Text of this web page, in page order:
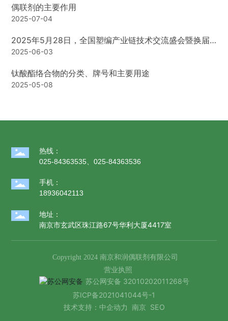
偶联剂的主要作用
2025-07-04
2025年5月28日，全国塑编产业链技术交流盛会暨换届
大会河南洛阳启幕
2025-06-03
钛酸酯络合物的分类、牌号和主要用途
2025-05-08
热线：
025-84363535 、025-84363536
手机：
18936042113
地址：
南京市玄武区珠江路67号华利大厦4417室
Copyright 2024 南京和润偶联剂有限公司
营业执照
苏公网安备 32010202011268号
苏ICP备2021041044号-1
技术支持： 中企动力 南京 SEO